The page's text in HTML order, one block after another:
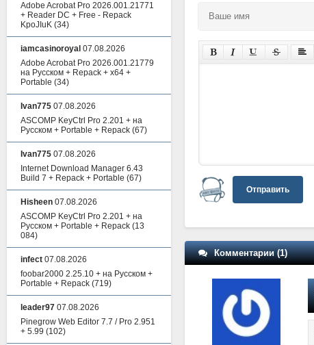
Отправить
Комментарии (1)
Adobe Acrobat Pro 2026.001.21771
+ Reader DC + Free - Repack
KpoJIuK (34)
iamcasinoroyal 07.08.2026
Adobe Acrobat Pro 2026.001.21779
на Русском + Repack + x64 +
Portable (34)
Ivan775 07.08.2026
ASCOMP KeyCtrl Pro 2.201 + на
Русском + Portable + Repack (67)
Ivan775 07.08.2026
Internet Download Manager 6.43
Build 7 + Repack + Portable (67)
Hisheen 07.08.2026
ASCOMP KeyCtrl Pro 2.201 + на
Русском + Portable + Repack (13
084)
infect 07.08.2026
foobar2000 2.25.10 + на Русском +
Portable + Repack (719)
leader97 07.08.2026
Pinegrow Web Editor 7.7 / Pro 2.951
+ 5.99 (102)